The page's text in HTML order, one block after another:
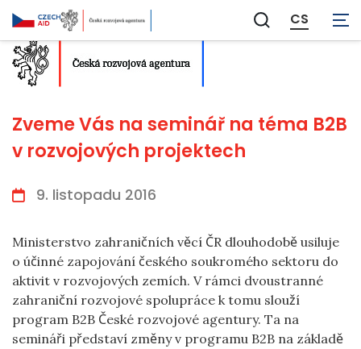
Zobrazit
vyhledávání
CS
Zveme Vás na seminář na téma B2B
v rozvojových projektech
9. listopadu 2016
Ministerstvo zahraničních věcí ČR dlouhodobě usiluje
o účinné zapojování českého soukromého sektoru do
aktivit v rozvojových zemích. V rámci dvoustranné
zahraniční rozvojové spolupráce k tomu slouží
program B2B České rozvojové agentury. Ta na
semináři představí změny v programu B2B na základě